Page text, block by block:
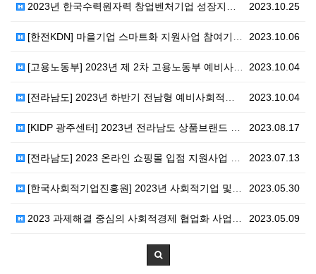
2023.10.25
2023년 한국수력원자력 창업벤처기업 성장지원사업(~1…
2023.10.06
[한전KDN] 마을기업 스마트화 지원사업 참여기업 모집…
2023.10.04
[고용노동부] 2023년 제 2차 고용노동부 예비사회적…
2023.10.04
[전라남도] 2023년 하반기 전남형 예비사회적기업 지…
2023.08.17
[KIDP 광주센터] 2023년 전라남도 상품브랜드 디…
2023.07.13
[전라남도] 2023 온라인 쇼핑몰 입점 지원사업 기업…
2023.05.30
[한국사회적기업진흥원] 2023년 사회적기업 및 사회적…
2023.05.09
2023 과제해결 중심의 사회적경제 협업화 사업 공고(…